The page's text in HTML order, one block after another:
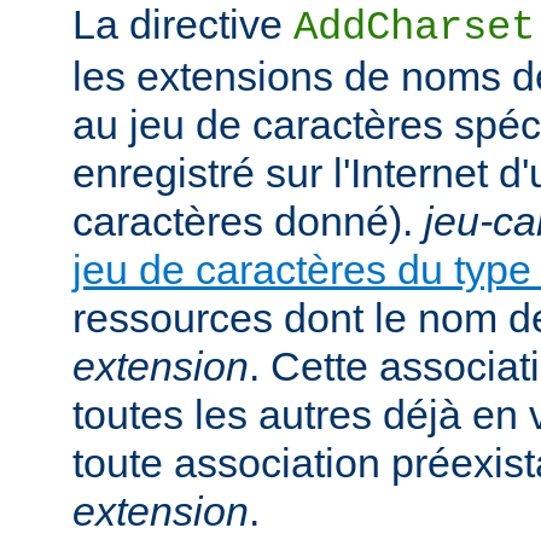
La directive AddCharset
les extensions de noms
au jeu de caractères
enregistré sur l'Internet
caractères donné). jeu-
jeu de caractères du
ressources dont le nom
extension. Cette
toutes les autres déjà en
toute association
extension.